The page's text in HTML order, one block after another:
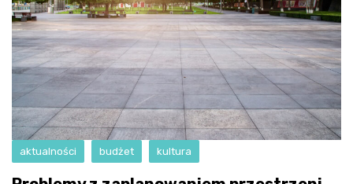
aktualności budżet kultura